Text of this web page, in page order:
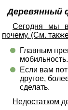
Деревянный
Сегодня мы
почему. (См.
Главным
мобильность.
Если вам
другое,
сделать.
Недостатком